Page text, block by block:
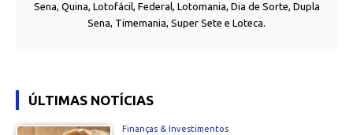
Sena, Quina, Lotofácil, Federal, Lotomania, Dia de Sorte, Dupla
Sena, Timemania, Super Sete e Loteca.
ÚLTIMAS NOTÍCIAS
Finanças & Investimentos